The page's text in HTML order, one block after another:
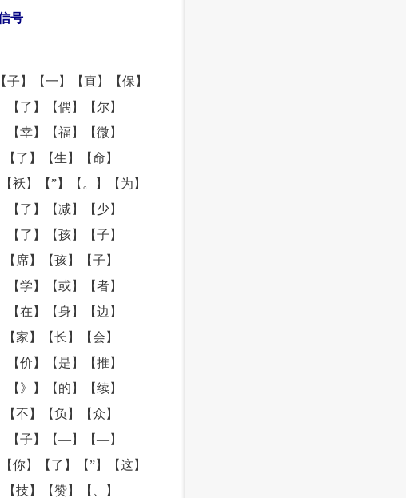
号
】【一】【直】【保】
了】【偶】【尔】
幸】【福】【微】
了】【生】【命】
袄】【”】【。】【为】
了】【减】【少】
了】【孩】【子】
席】【孩】【子】
学】【或】【者】
在】【身】【边】
家】【长】【会】
价】【是】【推】
》】【的】【续】
不】【负】【众】
【子】【—】【—】
你】【了】【”】【这】
技】【赞】【、】